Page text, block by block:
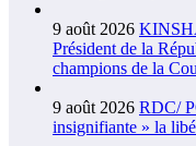
9 août 2026
Président de la
champions de la
9 août 2026 RDC/
insignifiante » la